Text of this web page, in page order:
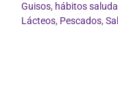
Guisos, hábitos
Lácteos, Pescados,